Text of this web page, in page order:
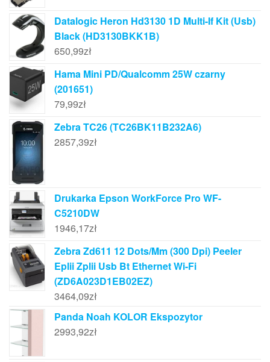
Datalogic Heron Hd3130 1D Multi-If Kit (Usb)
Black (HD3130BKK1B)
650,99zł
Hama Mini PD/Qualcomm 25W czarny
(201651)
79,99zł
Zebra TC26 (TC26BK11B232A6)
2857,39zł
Drukarka Epson WorkForce Pro WF-
C5210DW
1946,17zł
Zebra Zd611 12 Dots/Mm (300 Dpi) Peeler
Eplii Zplii Usb Bt Ethernet Wi-Fi
(ZD6A023D1EB02EZ)
3464,09zł
Panda Noah KOLOR Ekspozytor
2993,92zł